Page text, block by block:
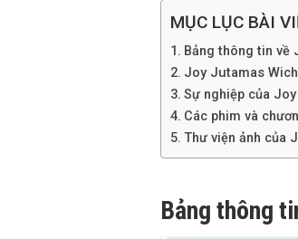
MỤC LỤC BÀI
Bảng thông tin về
Joy Jutamas
Sự nghiệp của
Các phim và
Thư viện ảnh của
Bảng thông